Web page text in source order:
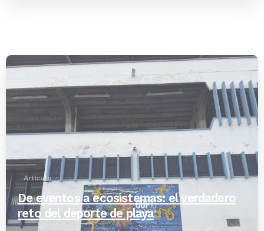
Artículo
De eventos a ecosistemas: el verdadero
reto del deporte de playa